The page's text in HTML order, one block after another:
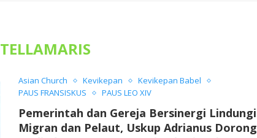
Asian Church Kevikepan
Kevikepan Babel
PAUS FRANSISKUS
PAUS LEO XIV
Pemerintah dan Gereja Bersinergi Lindungi
Migran dan Pelaut, Uskup Adrianus Dorong